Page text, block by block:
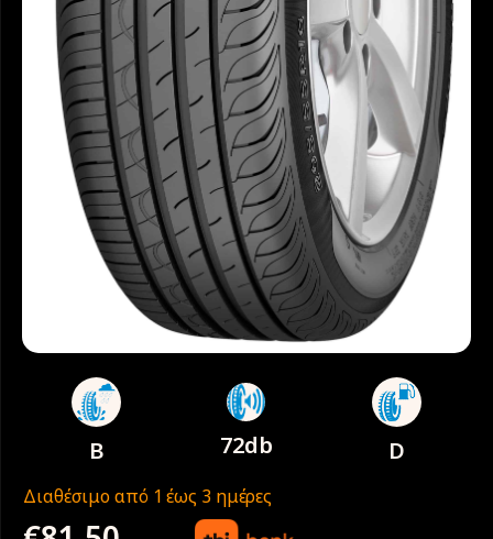
B 72db D
Διαθέσιμο από 1 έως 3 ημέρες